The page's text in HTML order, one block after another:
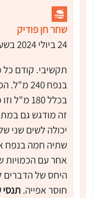
שחר חן פודיק
24 ביולי 2024 בשעה 17:12
תקשיבי. קודם כל
בנפח
בכלל
זה מודגש גם
יכולה לשים שני
שתיה חמה בנפח
אחר עם הכמויות
היחס של הדברים
חוסר אפייה.תנסי